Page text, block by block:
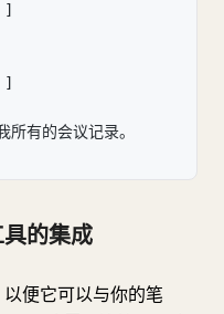
]
]
所有的会议记录。
的集成
便它可以与你的笔